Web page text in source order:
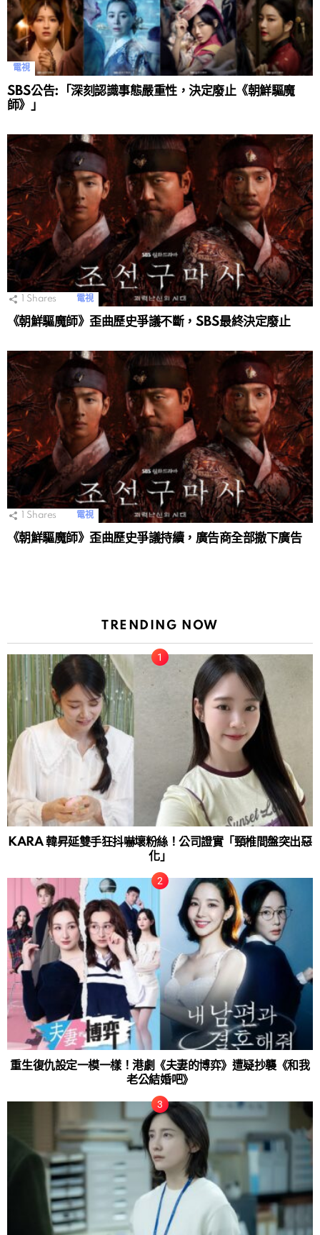
電視
SBS公告:「深刻認識事態嚴重性，決定廢止《朝鮮驅魔
師》」
Shares 電視
《朝鮮驅魔師》歪曲歷史爭議不斷，SBS最終決定廢止
Shares 電視
《朝鮮驅魔師》歪曲歷史爭議持續，廣告商全部撤下廣告
TRENDING NOW
KARA 韓昇延雙手狂抖嚇壞粉絲！公司證實「頸椎間盤突出惡
化」
重生復仇設定一模一樣！港劇《夫妻的博弈》遭疑抄襲《和我
老公結婚吧》